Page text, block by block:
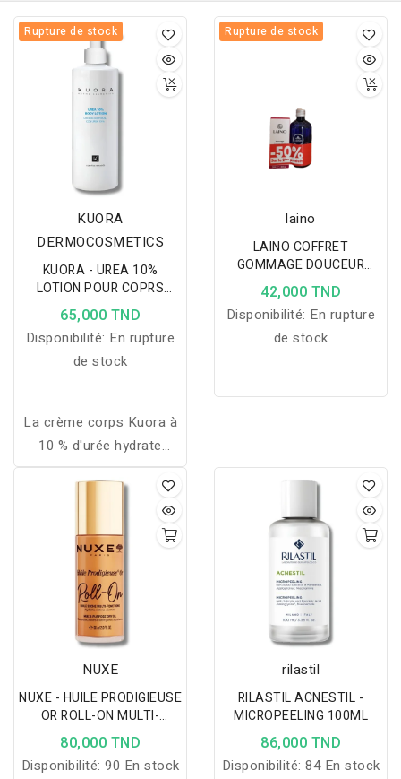
Rupture de stock
KUORA
DERMOCOSMETICS
KUORA - UREA 10%
LOTION POUR COPRS
400ML
65,000 TND
Disponibilité: En rupture
de stock
La crème corps Kuora à
10 % d'urée hydrate
intensément, élimine les
cellules mortes, apaise la
peau sèche et rugueuse,
tout en respectant
l'équilibre naturel cutané.
Rupture de stock
laino
LAINO COFFRET
GOMMAGE DOUCEUR
ECLAT 50ML+ EAU DE
ROSE 50%
42,000 TND
Disponibilité: En rupture
de stock
NUXE
NUXE - HUILE PRODIGIEUSE
OR ROLL-ON MULTI-
ACTIONS 60ML
80,000 TND
Disponibilité: 90 En stock
rilastil
RILASTIL ACNESTIL -
MICROPEELING 100ML
86,000 TND
Disponibilité: 84 En stock